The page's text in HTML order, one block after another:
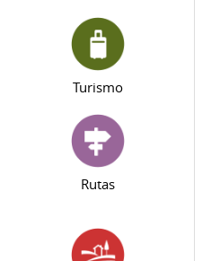
Turismo
Rutas